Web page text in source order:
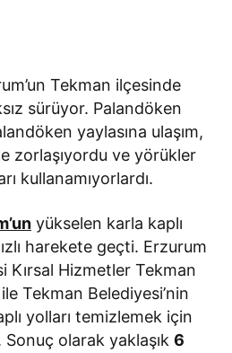
Tekman ilçesinde
sürüyor. Palandöken
yaylasına ulaşım,
zorlaşıyordu ve yörükler
kullanamıyorlardı.
yükselen karla kaplı
harekete geçti. Erzurum
Kırsal Hizmetler Tekman
Tekman Belediyesi’nin
yolları temizlemek için
olarak yaklaşık6